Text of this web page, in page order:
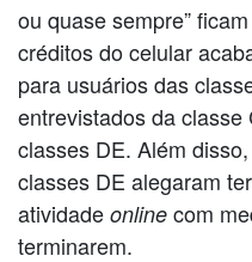
ou quase sempre”
créditos do celular
para usuários das
entrevistados da
classes DE. Além
classes DE alegaram
atividade online com
terminarem.